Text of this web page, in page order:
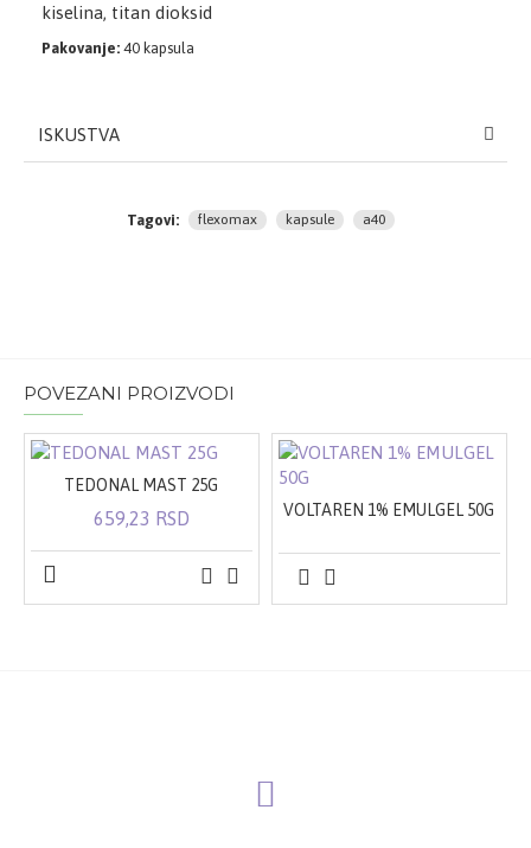
kiselina, titan dioksid
Pakovanje: 40 kapsula
ISKUSTVA
Tagovi: flexomax kapsule a40
POVEZANI PROIZVODI
TEDONAL MAST 25G
659,23 RSD VOLTAREN 1% EMULGEL 50G